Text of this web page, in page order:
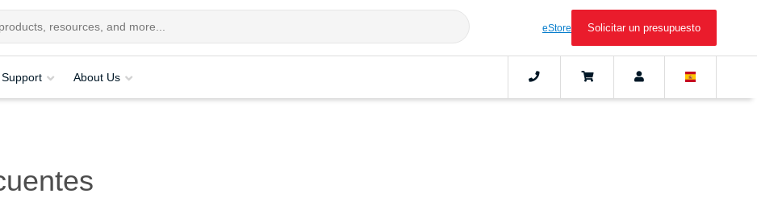
eStore Solicitar un presupuesto
Support About Us